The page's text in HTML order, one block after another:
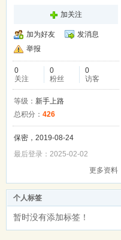
加关注
加为好友
发消息
举报
0
关注
0
粉丝
0
访客
等级： 新手上路
总积分： 426
保密，2019-08-24
最后登录：2025-02-02
更多资料
个人标签
暂时没有添加标签！